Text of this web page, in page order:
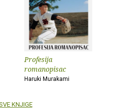
Profesija
romanopisac
Haruki Murakami
KNJIGE